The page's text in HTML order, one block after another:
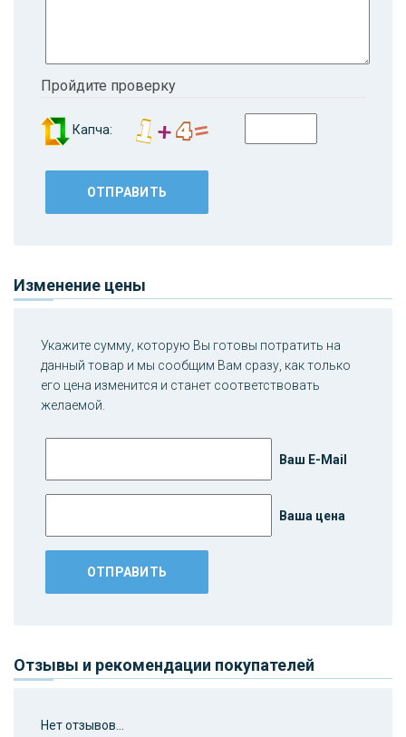
Пройдите проверку
Капча:
Изменение цены
Укажите сумму, которую Вы готовы потратить на
данный товар и мы сообщим Вам сразу, как только
его цена изменится и станет соответствовать
желаемой.
Ваш E-Mail
Ваша цена
Отзывы и рекомендации покупателей
Нет отзывов...